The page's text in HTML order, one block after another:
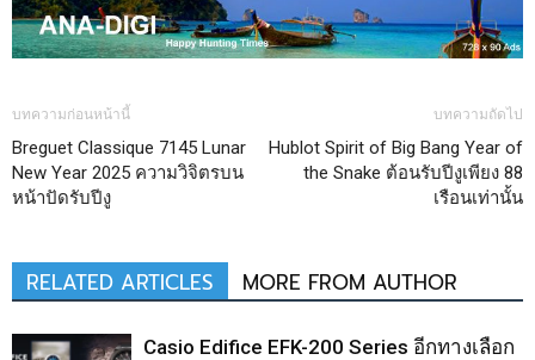
บทความก่อนหน้านี้
Breguet Classique 7145 Lunar
New Year 2025 ความวิจิตรบน
หน้าปัดรับปีงู
บทความถัดไป
Hublot Spirit of Big Bang Year of
the Snake ต้อนรับปีงูเพียง 88
เรือนเท่านั้น
RELATED ARTICLES MORE FROM AUTHOR
Casio Edifice EFK-200 Series อีกทางเลือก